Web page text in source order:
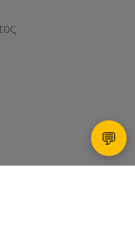
💬